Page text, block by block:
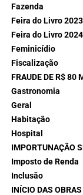
Fazenda
Feira do Livro 2023
Feira do Livro 2024
Feminicídio
Fiscalização
FRAUDE DE R$ 80
Gastronomia
Geral
Habitação
Hospital
IMPORTUNAÇÃO
Imposto de Renda
Inclusão
INÍCIO DAS OBRAS